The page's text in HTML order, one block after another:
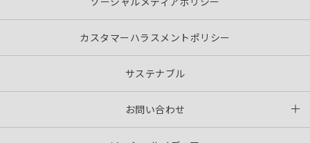
カスタマーハラスメントポリシー
サステナブル
お問い合わせ